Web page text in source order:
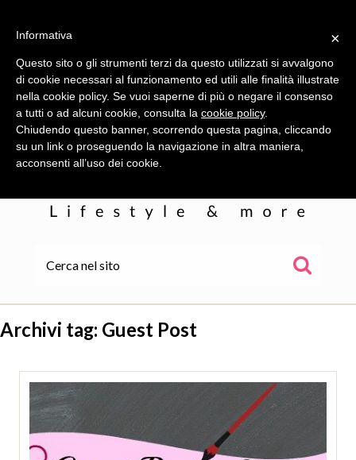
COLLABORAZIONI
Archivi tag: Guest Post
×
Informativa
Questo sito o gli strumenti terzi da questo utilizzati si avvalgono
di cookie necessari al funzionamento ed utili alle finalità illustrate
nella cookie policy. Se vuoi saperne di più o negare il consenso
a tutti o ad alcuni cookie, consulta la cookie policy.
Chiudendo questo banner, scorrendo questa pagina, cliccando
su un link o proseguendo la navigazione in altra maniera,
acconsenti all’uso dei cookie.